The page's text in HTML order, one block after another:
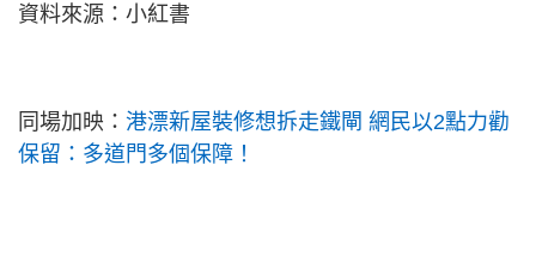
資料來源：小紅書
同場加映： 港漂新屋裝修想拆走鐵閘 網民以2點力勸
保留：多道門多個保障！